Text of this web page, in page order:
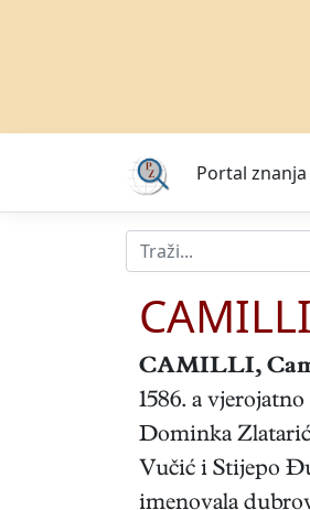
Portal znanja
CAMILLI,
1586. a
Dominka
Vučić i Stijepo
imenovala